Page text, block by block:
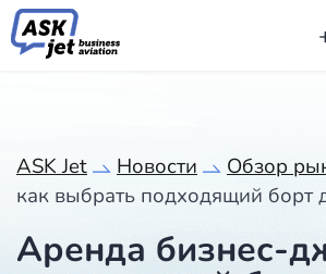
ASK Jet Новости Обзор
как выбрать подходящий борт
Аренда бизнес-